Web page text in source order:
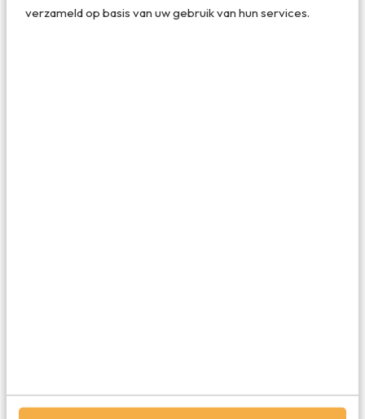
verzameld op basis van uw gebruik van hun services.